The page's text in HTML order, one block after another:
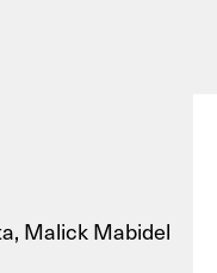
Malick Mabidel